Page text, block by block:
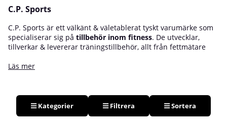
C.P. Sports
C.P. Sports är ett välkänt & väletablerat tyskt varumärke som
specialiserar sig på tillbehör inom fitness. De utvecklar,
tillverkar & levererar träningstillbehör, allt från fettmätare
välkända tillbehör är deras C.P Sports Fat Caliper, ett enkelt
träningstillbehör har de nått hela den globala marknaden
och är nu ett välkänt varumärke i såväl Europa som resten av
världen. Du hittar produkter från C.P. Sports hos oss på
Läs mer
Kategorier Filtrera Sortera